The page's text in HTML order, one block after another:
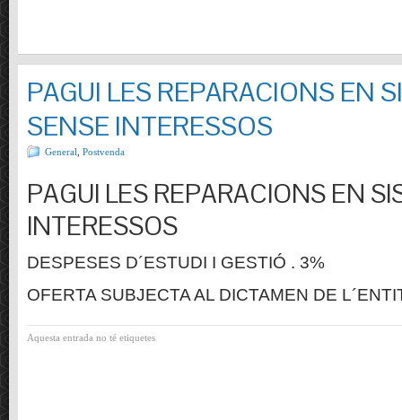
PAGUI LES REPARACIONS EN
SENSE INTERESSOS
General Postvenda
PAGUI LES REPARACIONS EN
INTERESSOS
DESPESES D´ESTUDI I GESTIÓ . 3%
OFERTA SUBJECTA AL DICTAMEN DE
Aquesta entrada no té etiquetes